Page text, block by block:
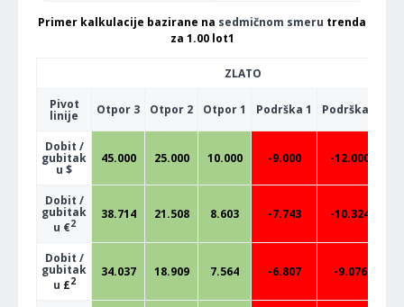
Primer kalkulacije bazirane na sedmičnom smeru trenda
za 1.00 lot1
ZLATO
Pivot
linije Otpor 3 Otpor 2 Otpor 1 Podrška 1 Podrška 2
Dobit /
gubitak
u $
45.000 25.000 10.000 -9.000 -12.000
Dobit /
gubitak
u €2
38.714 21.508 8.603 -7.743 -10.324
Dobit /
gubitak
u £2
34.037 18.909 7.564 -6.807 -9.076